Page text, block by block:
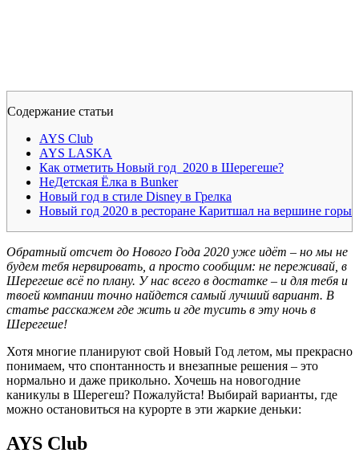
Содержание статьи
AYS Club
AYS LASKA
Как отметить Новый год 2020 в Шерегеше?
НеДетская Ёлка в Bunker
Новый год в стиле Disney в Грелка
Новый год 2020 в ресторане Каритшал на вершине горы
Обратный отсчет до Нового Года 2020 уже идёт – но мы не
будем тебя нервировать, а просто сообщим: не переживай, в
Шерегеше всё по плану. У нас всего в достатке – и для тебя и
твоей компании точно найдется самый лучший вариант. В
статье расскажем где жить и где тусить в эту ночь в
Шерегеше!
Хотя многие планируют свой Новый Год летом, мы прекрасно
понимаем, что спонтанность и внезапные решения – это
нормально и даже прикольно. Хочешь на новогодние
каникулы в Шерегеш? Пожалуйста! Выбирай варианты, где
можно остановиться на курорте в эти жаркие деньки:
AYS Club